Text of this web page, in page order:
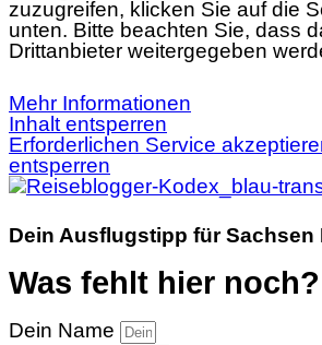
zuzugreifen, klicken Sie auf die
unten. Bitte beachten Sie, dass
Drittanbieter weitergegeben
Mehr Informationen
Inhalt entsperren
Erforderlichen Service
entsperren
Dein Ausflugstipp für Sachsen
Was fehlt hier noch?
Dein Name